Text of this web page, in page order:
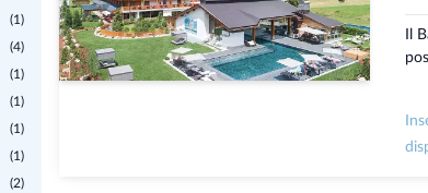
(1)
(4)
(1)
(1)
(1)
(1)
(2)
Il